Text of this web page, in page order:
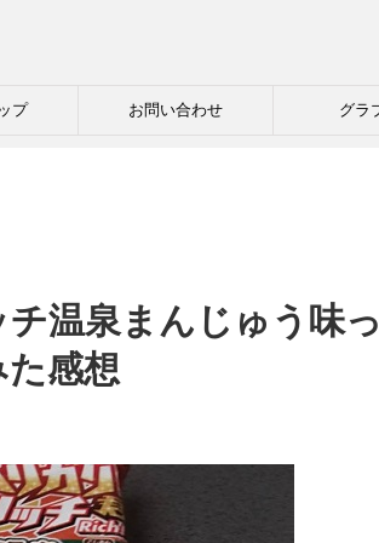
プ お問い合わせ グラ
温泉まんじゅう味
た感想